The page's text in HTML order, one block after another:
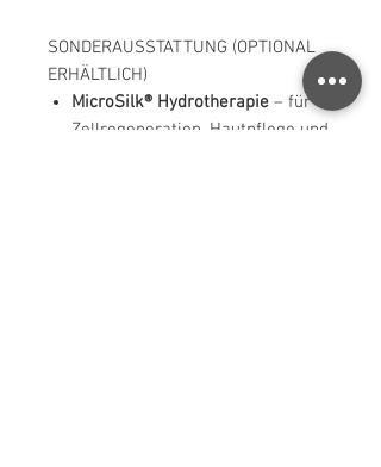
SONDERAUSSTATTUNG (OPTIONAL
ERHÄLTLICH)
MicroSilk® Hydrotherapie – für
Zellregeneration, Hautpflege und